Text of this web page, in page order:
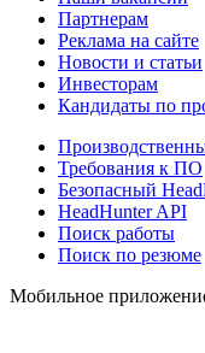
Партнерам
Реклама на сайте
Новости и статьи
Инвесторам
Кандидаты по
Требования к ПО
Безопасный
HeadHunter API
Поиск работы
Поиск по резюме
Мобильное